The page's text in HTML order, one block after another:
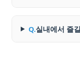
Q.실내에서 즐